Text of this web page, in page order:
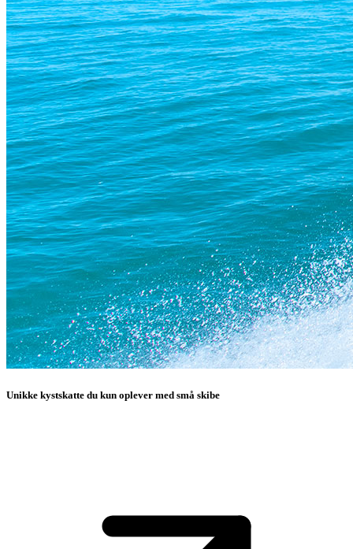
Unikke kystskatte du kun oplever med små skibe